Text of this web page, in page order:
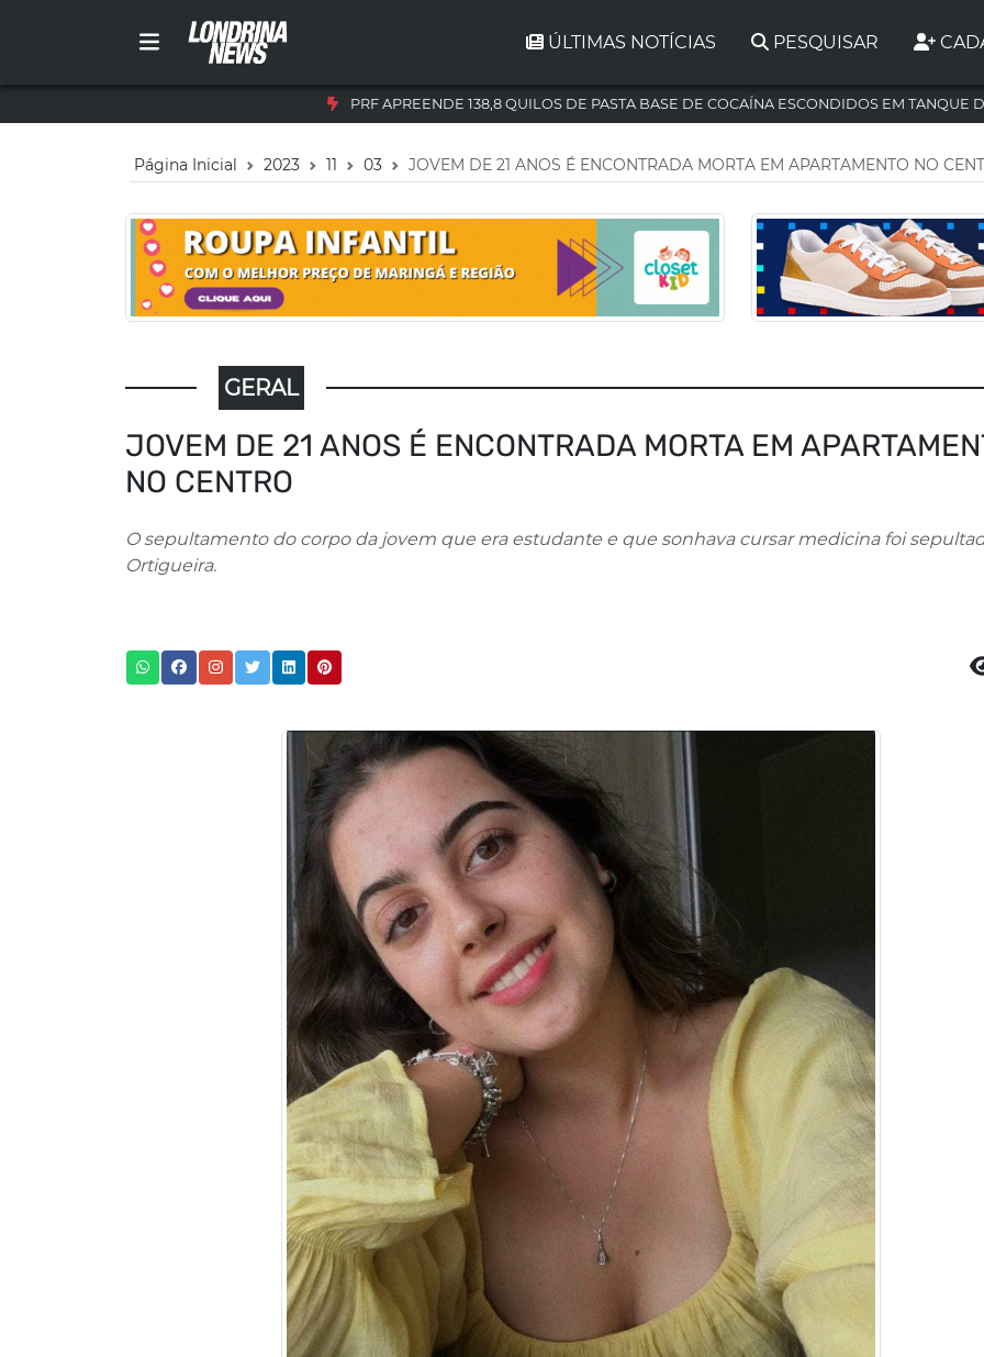
ÚLTIMAS NOTÍCIAS PESQUISAR
PRF APREENDE 138,8 QUILOS DE PASTA BASE DE COCAÍNA ESCONDIDOS EM TANQUE
Página Inicial 2023 11 03 JOVEM DE 21 ANOS É ENCONTRADA MORTA EM APARTAMENTO NO
GERAL
JOVEM DE 21 ANOS É ENCONTRADA MORTA EM
NO CENTRO
O sepultamento do corpo da jovem que era estudante e que sonhava cursar medicina foi
Ortigueira.